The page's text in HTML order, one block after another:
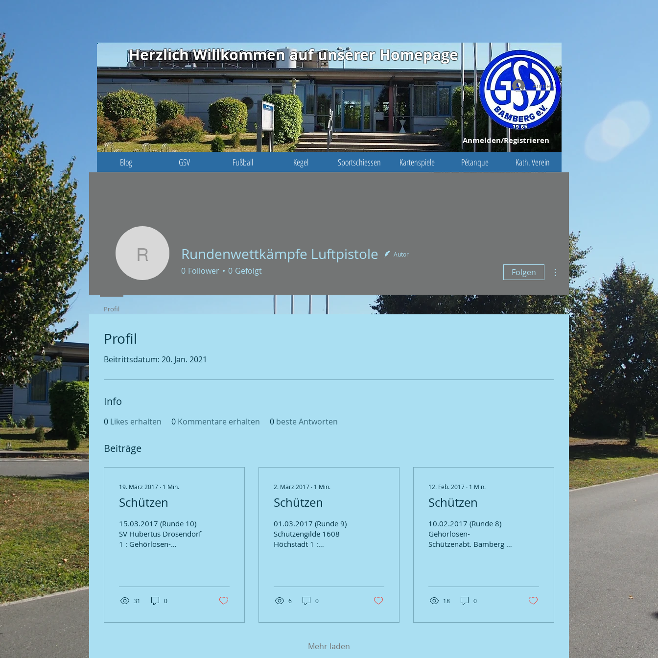
Anmelden/Registrieren
Blog GSV Fußball Kegel Sportschiessen Kartenspiele Pétanque Kath. Verein
Herzlich Willkommen auf unserer Homepage
Anmelden
Profil
Beitrittsdatum: 20. Jan. 2021
Info
0 Likes erhalten 0 Kommentare erhalten 0 beste Antworten
Beiträge
19. März 2017 ∙ 1 Min.
Schützen
15.03.2017 (Runde 10)
SV Hubertus Drosendorf
1 : Gehörlosen-
(Bitte...
31 0
2. März 2017 ∙ 1 Min.
Schützen
01.03.2017 (Runde 9)
Schützengilde 1608
Höchstadt 1 :
& Einzelergebnisse...
6 0
12. Feb. 2017 ∙ 1 Min.
Schützen
10.02.2017 (Runde 8)
Gehörlosen-
Schützenabt. Bamberg 1
(Bitte...
18 0
Mehr laden
Rundenwettkämpfe Luftpistole
Rundenwettkämpfe Luftpistole Autor
0 Follower 0 Gefolgt Folgen
Weitere Optionen
Profil